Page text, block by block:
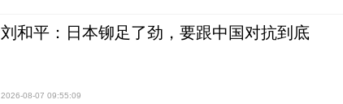
刘和平：日本铆足了劲，要跟中国对抗到底
2026-08-07 09:55:09